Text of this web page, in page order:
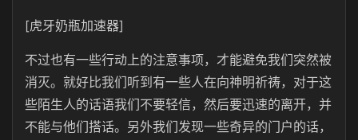
[虎牙奶瓶加速器]
不过也有一些行动上的注意事项，才能避免我们突然被
消灭。就好比我们听到有一些人在向神明祈祷，对于这
些陌生人的话语我们不要轻信，然后要迅速的离开，并
不能与他们搭话。另外我们发现一些奇异的门户的话，